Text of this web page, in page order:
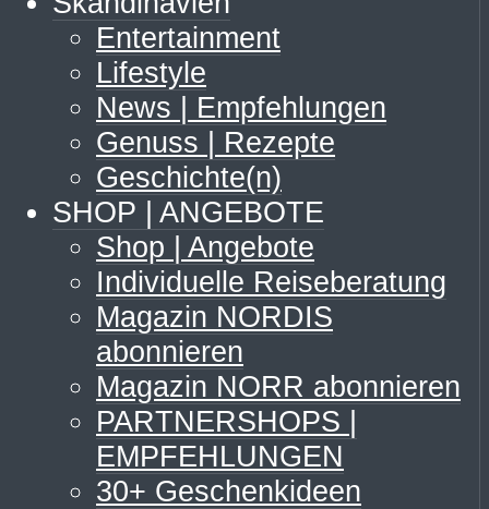
Entertainment
Lifestyle
News | Empfehlungen
Genuss | Rezepte
Geschichte(n)
SHOP | ANGEBOTE
Shop | Angebote
Individuelle Reiseberatung
Magazin NORDIS
abonnieren
Magazin NORR abonnieren
PARTNERSHOPS |
EMPFEHLUNGEN
30+ Geschenkideen